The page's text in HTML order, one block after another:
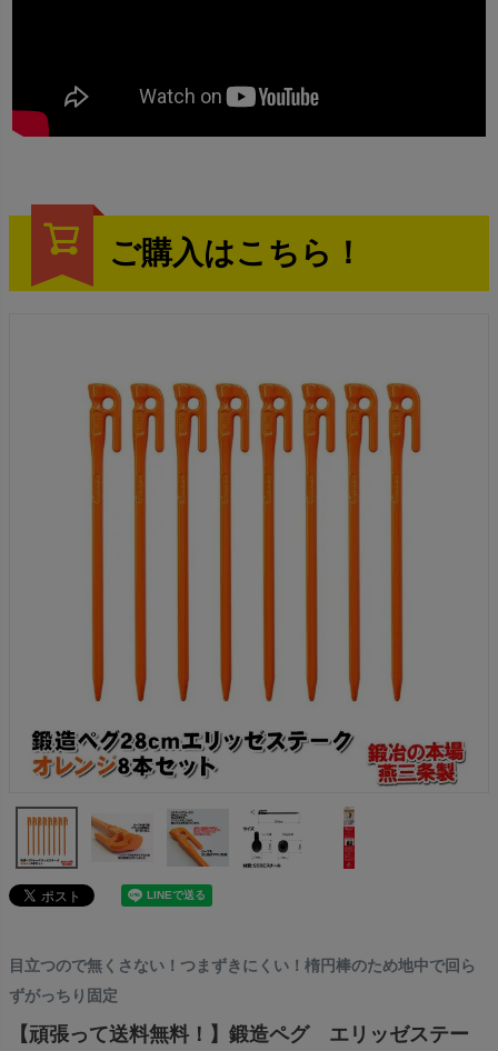
ご購入はこちら！
目立つので無くさない！つまずきにくい！楕円棒のため地中で回ら
ずがっちり固定
【頑張って送料無料！】鍛造ペグ エリッゼステー